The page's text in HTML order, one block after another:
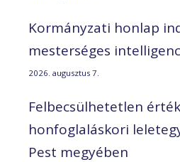
Kormányzati honlap
mesterséges
2026. augusztus 7.
Felbecsülhetetlen
honfoglaláskori
Pest megyében